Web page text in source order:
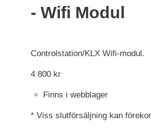
- Wifi Modul
Controlstation/KLX Wifi-modul.
4 800 kr
Finns i webblager
* Viss slutförsäljning kan